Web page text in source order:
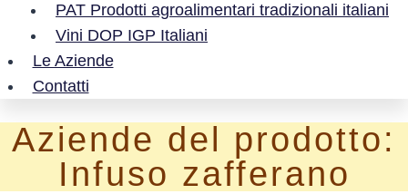
PAT Prodotti agroalimentari tradizionali italiani
Vini DOP IGP Italiani
Le Aziende
Contatti
Aziende del prodotto:
Infuso zafferano